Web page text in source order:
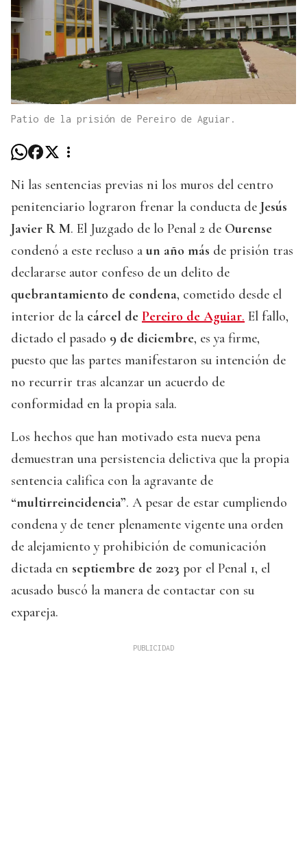
Patio de la prisión de Pereiro de Aguiar.
Ni las sentencias previas ni los muros del centro
penitenciario lograron frenar la conducta de Jesús
Javier R M. El Juzgado de lo Penal 2 de Ourense
condenó a este recluso a un año más de prisión tras
declararse autor confeso de un delito de
quebrantamiento de condena, cometido desde el
interior de la cárcel de Pereiro de Aguiar. El fallo,
dictado el pasado 9 de diciembre, es ya firme,
puesto que las partes manifestaron su intención de
no recurrir tras alcanzar un acuerdo de
conformidad en la propia sala.
Los hechos que han motivado esta nueva pena
demuestran una persistencia delictiva que la propia
sentencia califica con la agravante de
“multirreincidencia”. A pesar de estar cumpliendo
condena y de tener plenamente vigente una orden
de alejamiento y prohibición de comunicación
dictada en septiembre de 2023 por el Penal 1, el
acusado buscó la manera de contactar con su
expareja.